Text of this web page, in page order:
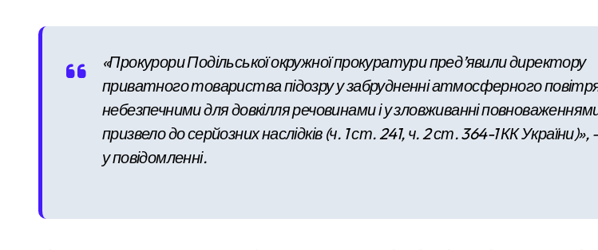
«Метро не зможе вмістити всіх»: після трагедії на станції «Квітнева» у Києві
Розвиток резервного теплопостачання в Києві: місто разом з Агентством
Смертельний обстріл станції на Київщині: пояснення Укрзалізниці щодо
ENSO призупинила реалізацію трьох ЖК у Києві: офіс закритий, телефони
«Прокурори Подільської окружної прокуратури пред’явили директору
приватного товариства підозру у забрудненні атмосферного
небезпечними для довкілля речовинами і у зловживанні
призвело до серйозних наслідків (ч. 1 ст. 241, ч. 2 ст. 364-1 КК
у повідомленні.